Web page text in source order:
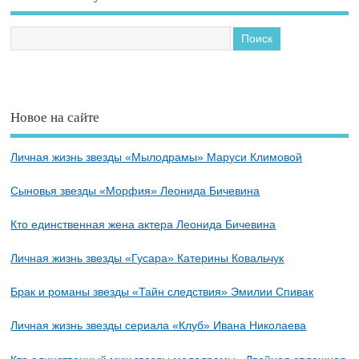
Новое на сайте
Личная жизнь звезды «Мылодрамы» Маруси Климовой
Сыновья звезды «Морфия» Леонида Бичевина
Кто единственная жена актера Леонида Бичевина
Личная жизнь звезды «Гусара» Катерины Ковальчук
Брак и романы звезды «Тайн следствия» Эмилии Спивак
Личная жизнь звезды сериала «Клуб» Ивана Николаева